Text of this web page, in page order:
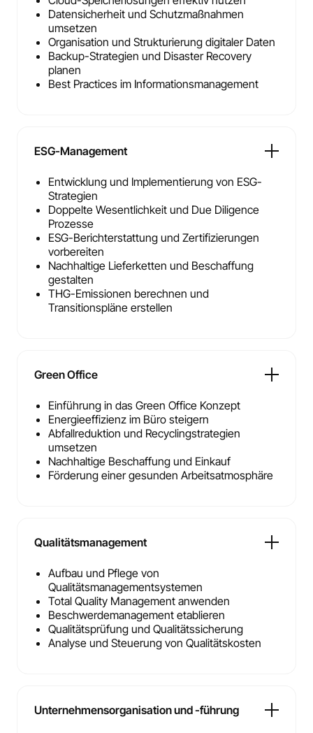
Datensicherheit und Schutzmaßnahmen
umsetzen
Organisation und Strukturierung digitaler Daten
Backup-Strategien und Disaster Recovery
planen
Best Practices im Informationsmanagement
ESG-Management
Entwicklung und Implementierung von ESG-
Strategien
Doppelte Wesentlichkeit und Due Diligence
Prozesse
ESG-Berichterstattung und Zertifizierungen
vorbereiten
Nachhaltige Lieferketten und Beschaffung
gestalten
THG-Emissionen berechnen und
Transitionspläne erstellen
Green Office
Einführung in das Green Office Konzept
Energieeffizienz im Büro steigern
Abfallreduktion und Recyclingstrategien
umsetzen
Nachhaltige Beschaffung und Einkauf
Förderung einer gesunden Arbeitsatmosphäre
Qualitätsmanagement
Aufbau und Pflege von
Qualitätsmanagementsystemen
Total Quality Management anwenden
Beschwerdemanagement etablieren
Qualitätsprüfung und Qualitätssicherung
Analyse und Steuerung von Qualitätskosten
Unternehmensorganisation und -führung